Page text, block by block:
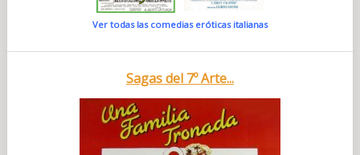
Ver todas las comedias eróticas italianas
Sagas del 7º Arte...